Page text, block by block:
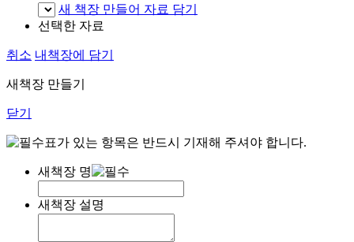
새 책장 만들어 자료 담기
선택한 자료
취소 내책장에 담기
새책장 만들기
닫기
표가 있는 항목은 반드시 기재해 주셔야 합니다.
새책장 명
새책장 설명